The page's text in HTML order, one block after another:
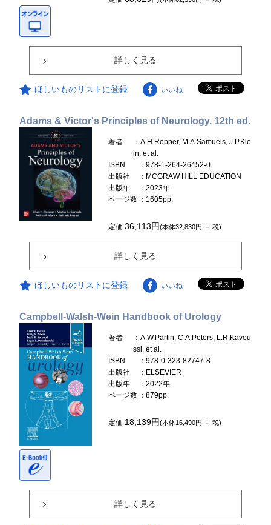
詳しく見る
ほしいものリストに登録 いいね
Adams & Victor's Principles of Neurology, 12th ed.
著者
：A.H.Ropper, M.A.Samuels, J.P.Kle
in, et al.
ISBN
：978-1-264-26452-0
出版社
：MCGRAW HILL EDUCATION
出版年
：2023年
ページ数 ：1605pp.
定価36,113円(本体32,830円 ＋ 税)
詳しく見る
ほしいものリストに登録 いいね
Campbell-Walsh-Wein Handbook of Urology
著者
：A.W.Partin, C.A.Peters, L.R.Kavou
ssi, et al.
ISBN
：978-0-323-82747-8
出版社
：ELSEVIER
出版年
：2022年
ページ数 ：879pp.
定価 18,139円(本体16,490円 ＋ 税)
詳しく見る